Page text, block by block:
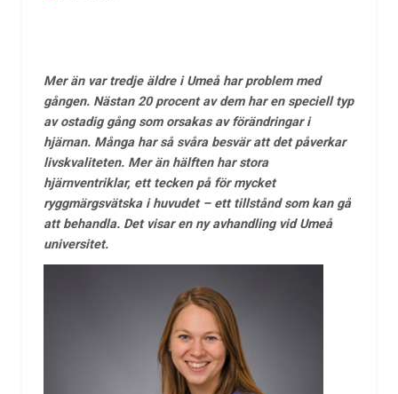
Mer än var tredje äldre i Umeå har problem med
gången. Nästan 20 procent av dem har en speciell typ
av ostadig gång som orsakas av förändringar i
hjärnan. Många har så svåra besvär att det påverkar
livskvaliteten. Mer än hälften har stora
hjärnventriklar, ett tecken på för mycket
ryggmärgsvätska i huvudet – ett tillstånd som kan gå
att behandla. Det visar en ny avhandling vid Umeå
universitet.